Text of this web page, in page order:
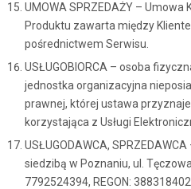
UMOWA SPRZEDAŻY – Umowa
Produktu zawarta między
pośrednictwem Serwisu.
USŁUGOBIORCA – osoba
jednostka organizacyjna
prawnej, której ustawa
korzystająca z Usługi
USŁUGODAWCA,
siedzibą w Poznaniu, ul.
7792524394, REGON: